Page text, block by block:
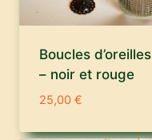
Boucles d’oreilles
– noir et rouge
25,00 €